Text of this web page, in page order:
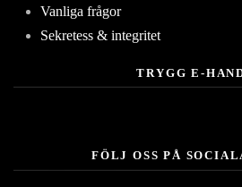
Vanliga frågor
Sekretess & integritet
TRYGG E-
FÖLJ OSS PÅ